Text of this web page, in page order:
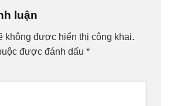
luận
không được hiển thị công khai.
được đánh dấu *